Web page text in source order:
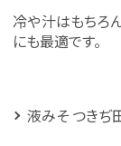
冷や汁はもちろ
にも最適です。
液みそ つきぢ